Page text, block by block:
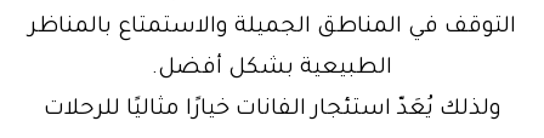
التوقف في المناطق الجميلة والاستمتاع بالمناظر
الطبيعية بشكل أفضل.
ولذلك يُعَدّ استئجار الفانات خيارًا مثاليًا للرحلات